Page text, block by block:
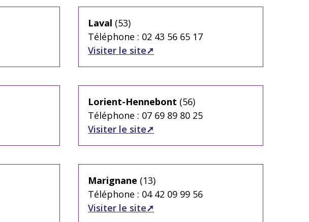
Laval (53)
Téléphone : 02 43 56 65 17
Visiter le site
Lorient-Hennebont (56)
Téléphone : 07 69 89 80 25
Visiter le site
Marignane (13)
Téléphone : 04 42 09 99 56
Visiter le site